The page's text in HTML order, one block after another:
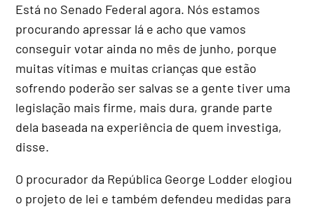
Está no Senado Federal agora. Nós estamos
procurando apressar lá e acho que vamos
conseguir votar ainda no mês de junho, porque
muitas vítimas e muitas crianças que estão
sofrendo poderão ser salvas se a gente tiver uma
legislação mais firme, mais dura, grande parte
dela baseada na experiência de quem investiga,
disse.
O procurador da República George Lodder elogiou
o projeto de lei e também defendeu medidas para